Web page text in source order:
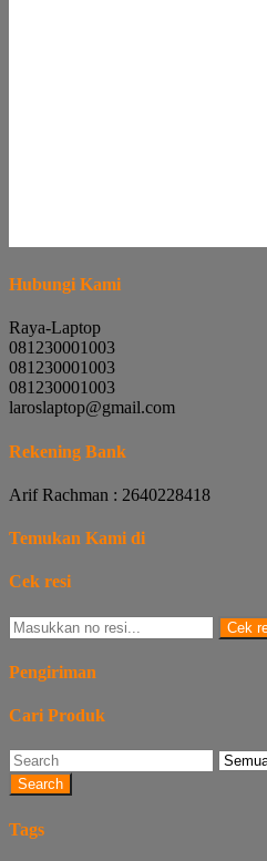
Hubungi Kami
Raya-Laptop
081230001003
081230001003
081230001003
laroslaptop@gmail.com
Rekening Bank
Arif Rachman : 2640228418
Temukan Kami di
Cek resi
Cek
Pengiriman
Cari Produk
Search
Tags